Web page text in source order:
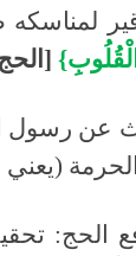
[الحج:
عن رسول
(يعني
الحج: